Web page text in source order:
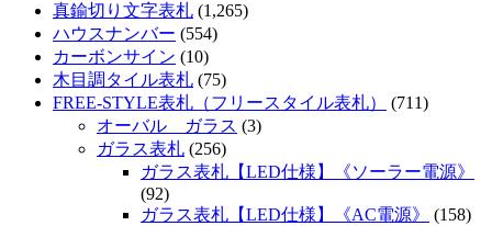
真鍮切り文字表札 (1,265)
ハウスナンバー (554)
カーボンサイン (10)
木目調タイル表札 (75)
FREE-STYLE表札（フリースタイル表札）
(711)
オーバル ガラス (3)
ガラス表札 (256)
ガラス表札【LED仕様】《ソーラー電源》
(92)
ガラス表札【LED仕様】《AC電源》
(158)